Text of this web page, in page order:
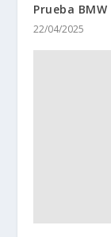
Prueba
22/04/2025